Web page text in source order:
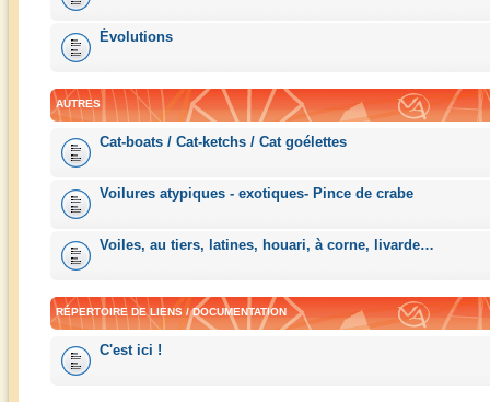
Évolutions
AUTRES
Cat-boats / Cat-ketchs / Cat goélettes
Voilures atypiques - exotiques- Pince de crabe
Voiles, au tiers, latines, houari, à corne, livarde…
RÉPERTOIRE DE LIENS / DOCUMENTATION
C'est ici !